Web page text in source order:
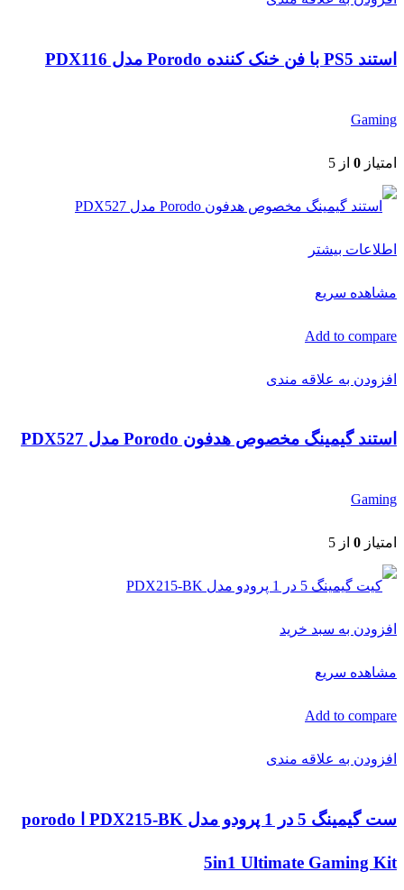
استند PS5 با فن خنک کننده Porodo مدل PDX116
Gaming
امتیاز 0 از 5
اطلاعات بیشتر
مشاهده سریع
Add to compare
افزودن به علاقه مندی
استند گیمینگ مخصوص هدفون Porodo مدل PDX527
Gaming
امتیاز 0 از 5
افزودن به سبد خرید
مشاهده سریع
Add to compare
افزودن به علاقه مندی
ست گیمینگ 5 در 1 پرودو مدل PDX215-BK ا porodo
5in1 Ultimate Gaming Kit